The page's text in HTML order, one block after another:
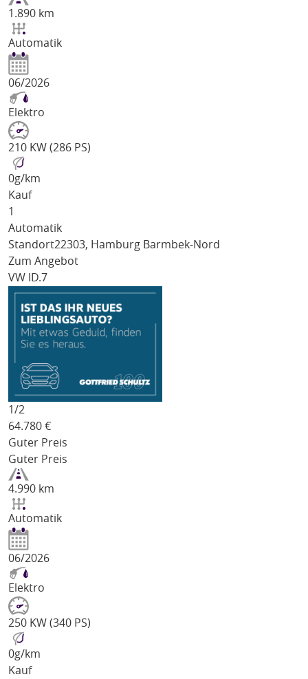
1.890 km
Automatik
06/2026
Elektro
210 KW (286 PS)
0g/km
Kauf
1
Automatik
Standort22303, Hamburg Barmbek-Nord
Zum Angebot
VW ID.7
1/2
64.780 €
Guter Preis
Guter Preis
4.990 km
Automatik
06/2026
Elektro
250 KW (340 PS)
0g/km
Kauf